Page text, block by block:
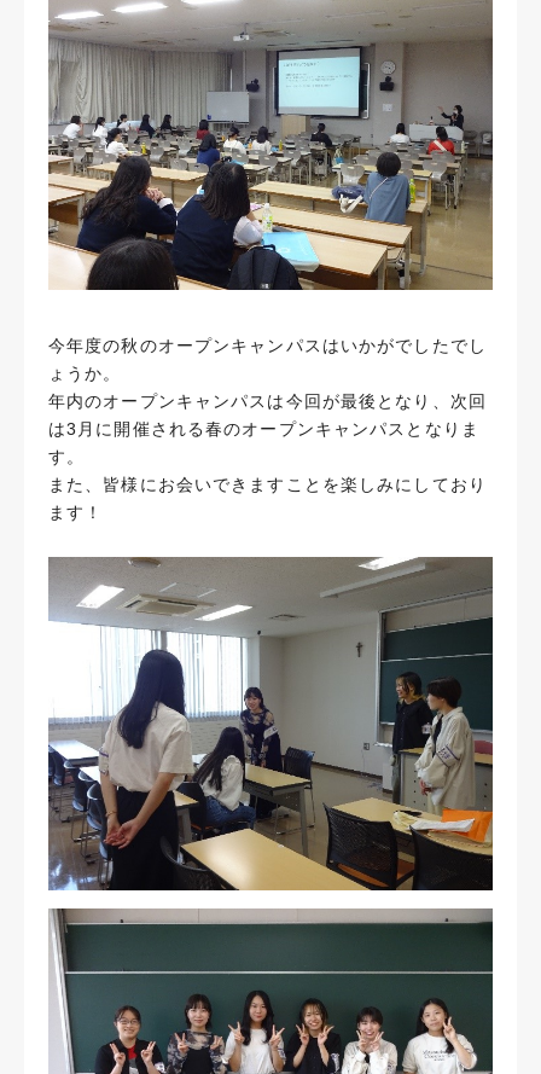
今年度の秋のオープンキャンパスはいかがでしたでし
ょうか。
年内のオープンキャンパスは今回が最後となり、次回
は3月に開催される春のオープンキャンパスとなりま
す。
また、皆様にお会いできますことを楽しみにしており
ます！